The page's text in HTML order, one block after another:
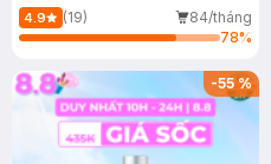
210ml
4.9 (19)
84/tháng
78%
-55%